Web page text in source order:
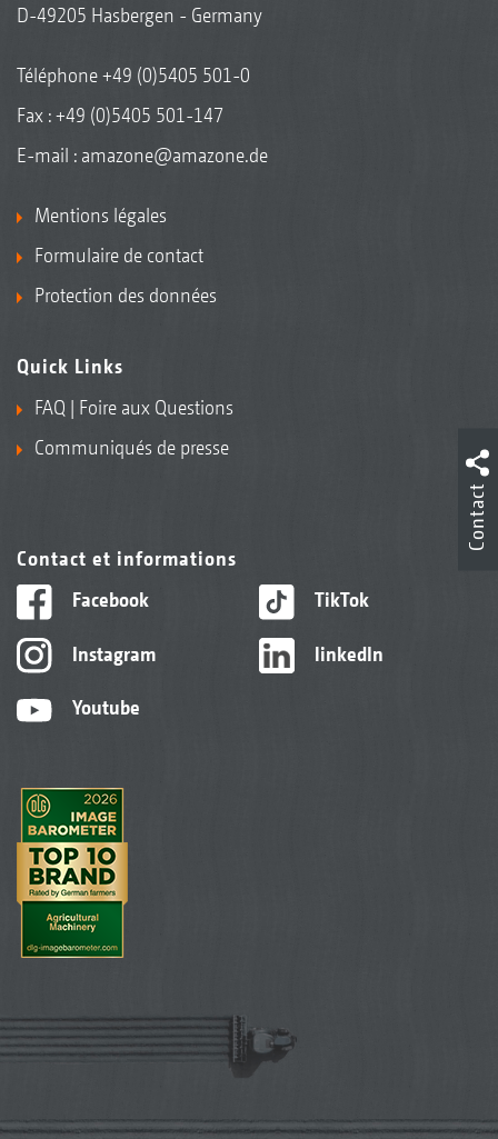
D-49205 Hasbergen - Germany
Téléphone+49 (0)5405 501-0
Fax : +49 (0)5405 501-147
E-mail : amazone@amazone.de
Mentions légales
Formulaire de contact
Protection des données
Quick Links
FAQ | Foire aux Questions
Communiqués de presse
Contact et informations
Facebook
Instagram
Youtube
TikTok
linkedIn
Contact